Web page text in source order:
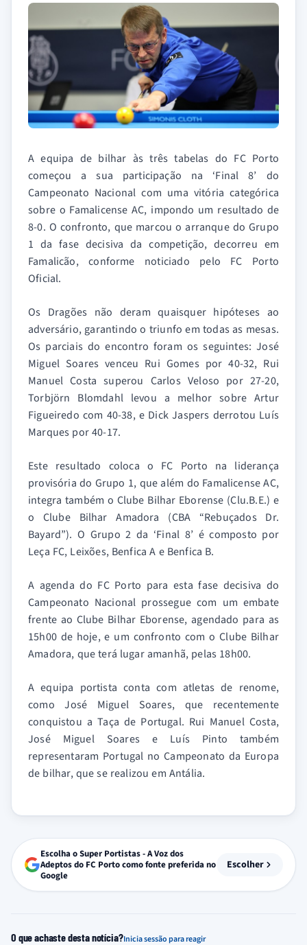
A equipa de bilhar às três tabelas do FC Porto
começou a sua participação na ‘Final 8’ do
Campeonato Nacional com uma vitória categórica
sobre o Famalicense AC, impondo um resultado de
8-0. O confronto, que marcou o arranque do Grupo
1 da fase decisiva da competição, decorreu em
Famalicão, conforme noticiado pelo FC Porto
Oficial.
Os Dragões não deram quaisquer hipóteses ao
adversário, garantindo o triunfo em todas as mesas.
Os parciais do encontro foram os seguintes: José
Miguel Soares venceu Rui Gomes por 40-32, Rui
Manuel Costa superou Carlos Veloso por 27-20,
Torbjörn Blomdahl levou a melhor sobre Artur
Figueiredo com 40-38, e Dick Jaspers derrotou Luís
Marques por 40-17.
Este resultado coloca o FC Porto na liderança
provisória do Grupo 1, que além do Famalicense AC,
integra também o Clube Bilhar Eborense (Clu.B.E.) e
o Clube Bilhar Amadora (CBA “Rebuçados Dr.
Bayard”). O Grupo 2 da ‘Final 8’ é composto por
Leça FC, Leixões, Benfica A e Benfica B.
A agenda do FC Porto para esta fase decisiva do
Campeonato Nacional prossegue com um embate
frente ao Clube Bilhar Eborense, agendado para as
15h00 de hoje, e um confronto com o Clube Bilhar
Amadora, que terá lugar amanhã, pelas 18h00.
A equipa portista conta com atletas de renome,
como José Miguel Soares, que recentemente
conquistou a Taça de Portugal. Rui Manuel Costa,
José Miguel Soares e Luís Pinto também
representaram Portugal no Campeonato da Europa
de bilhar, que se realizou em Antália.
Escolha o Super Portistas - A Voz dos
Adeptos do FC Porto como fonte preferida no
Google
Escolher
O que achaste desta notícia?Inicia sessão para reagir